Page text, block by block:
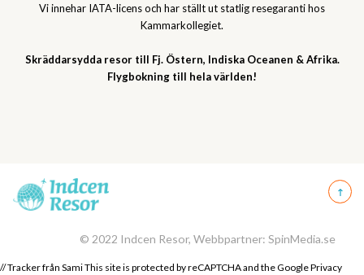
Vi innehar IATA-licens och har ställt ut statlig resegaranti hos
Kammarkollegiet.
Skräddarsydda resor till Fj. Östern, Indiska Oceanen & Afrika.
Flygbokning till hela världen!
© 2022 Indcen Resor, Webbpartner: SpinMedia.se
// Tracker från Sami This site is protected by reCAPTCHA and the GooglePrivacy